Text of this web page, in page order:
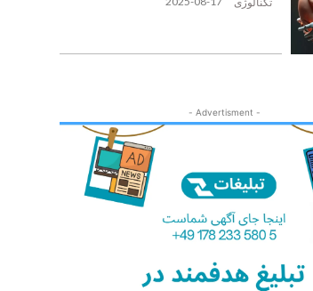
- Advertisment -